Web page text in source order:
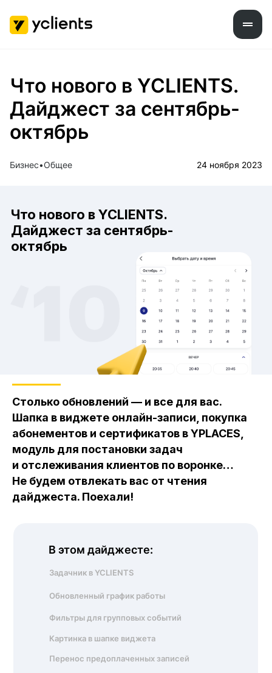
Что нового в YCLIENTS.
Дайджест за сентябрь-
октябрь
Бизнес Общее 24 ноября 2023
Что нового в YCLIENTS.
Дайджест за сентябрь-
октябрь
Столько обновлений — и все для вас.
Шапка в виджете онлайн-записи, покупка
абонементов и сертификатов в YPLACES,
модуль для постановки задач
и отслеживания клиентов по воронке…
Не будем отвлекать вас от чтения
дайджеста. Поехали!
В этом дайджесте:
Обновленный график работы
Задачник в YCLIENTS
Фильтры для групповых событий
Картинка в шапке виджета
Перенос предоплаченных записей